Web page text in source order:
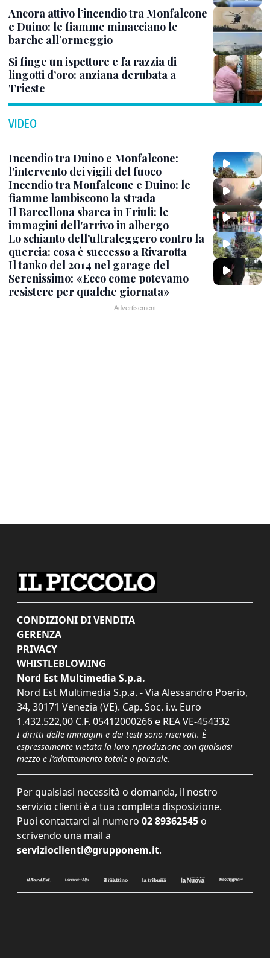
Ancora attivo l’incendio tra Monfalcone
e Duino: le fiamme minacciano le
barche all’ormeggio
Si finge un ispettore e fa razzia di
lingotti d’oro: anziana derubata a
Trieste
VIDEO
Incendio tra Duino e Monfalcone:
l’intervento dei vigili del fuoco
Incendio tra Monfalcone e Duino: le
fiamme lambiscono la strada
Il Barcellona sbarca in Friuli: le
immagini dell'arrivo in albergo
Lo schianto dell’ultraleggero contro la
quercia: cosa è successo a Rivarotta
Il tanko del 2014 nel garage del
Serenissimo: «Ecco come potevamo
resistere per qualche giornata»
CONDIZIONI DI VENDITA
GERENZA
PRIVACY
WHISTLEBLOWING
Nord Est Multimedia S.p.a.
Nord Est Multimedia S.p.a. - Via Alessandro Poerio,
34, 30171 Venezia (VE). Cap. Soc. i.v. Euro
1.432.522,00 C.F. 05412000266 e REA VE-454332
I diritti delle immagini e dei testi sono riservati. È
espressamente vietata la loro riproduzione con qualsiasi
mezzo e l'adattamento totale o parziale.
Per qualsiasi necessità o domanda, il nostro
servizio clienti è a tua completa disposizione.
Puoi contattarci al numero 02 89362545 o
scrivendo una mail a
servizioclienti@grupponem.it.